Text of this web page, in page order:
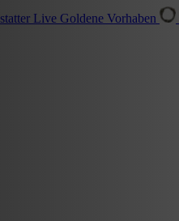
Live Goldene Vorhaben